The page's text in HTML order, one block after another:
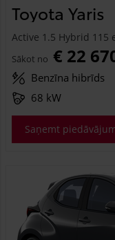
Toyota Yaris
Active 1.5 Hybrid 115
Sākot no € 22
Benzīna hibrīds
68 kW
Saņemt